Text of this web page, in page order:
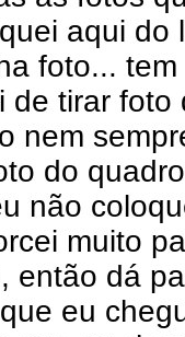
aqui do
foto...
de tirar foto
nem
do
não
muito
então dá
eu